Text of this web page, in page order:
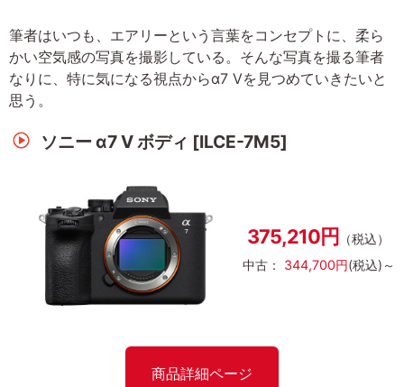
筆者はいつも、エアリーという言葉をコンセプトに、柔ら
かい空気感の写真を撮影している。そんな写真を撮る筆者
なりに、特に気になる視点からα7 Vを見つめていきたいと
思う。
ソニー α7 V ボディ [ILCE-7M5]
375,210円
（税込）
中古： 344,700円(税込)～
商品詳細ページ